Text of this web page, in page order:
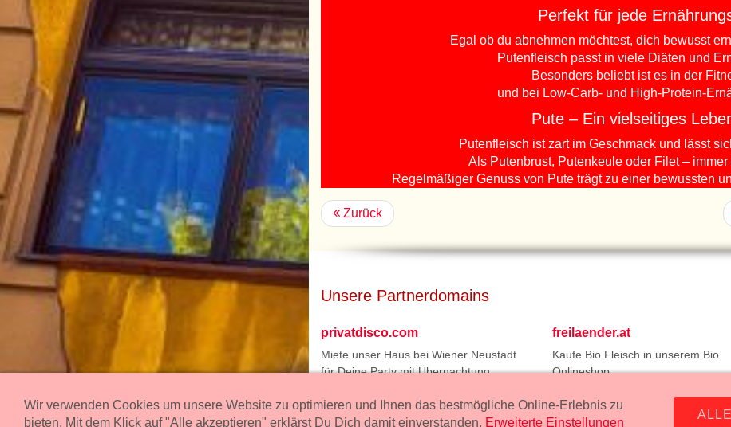
Perfekt für jede
Egal ob du abnehmen möchtest, dich bewusst
Putenfleisch passt in viele Diäten und
Besonders beliebt ist es in der
und bei Low-Carb- und High-Protein-
Pute – Ein vielseitiges
Putenfleisch ist zart im Geschmack und lässt
Als Putenbrust, Putenkeule oder Filet –
Regelmäßiger Genuss von Pute trägt zu einer bewussten
Zurück
Unsere Partnerdomains
privatdisco.com
Miete unser Haus bei Wiener Neustadt
für Deine Party mit Übernachtung.
freilaender.at
Kaufe Bio Fleisch in unserem Bio
Onlineshop.
Impressum:Wurstmanufaktur Markus Kollecker GmbH, Wienerstrasse 114,
office@fleisch24.at
Wir verwenden Cookies um unsere Website zu optimieren und Ihnen das bestmögliche Online-Erlebnis zu
bieten. Mit dem Klick auf "Alle akzeptieren" erklärst Du Dich damit einverstanden. Erweiterte Einstellungen